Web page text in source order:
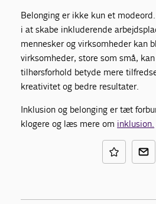
Belonging er ikke kun et
i at skabe inkluderende
mennesker og virksomheder kan
virksomheder, store som små,
tilhørsforhold betyde mere
kreativitet og bedre resultater.
Inklusion og belonging er tæt
klogere og læs mere om inklusion.